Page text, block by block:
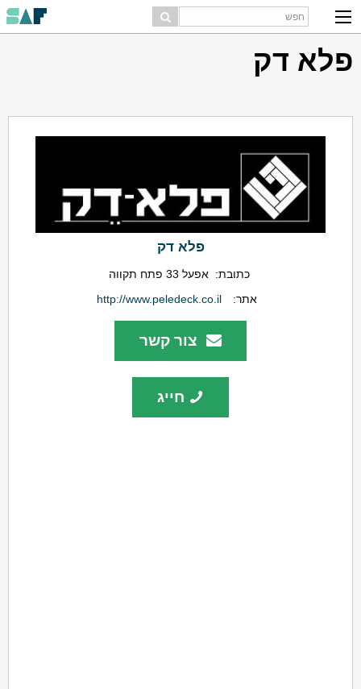
פלא דק
פלא דק
כתובת: אפעל 33 פתח תקווה
אתר:
http://www.peledeck.co.il
צור קשר
חייג